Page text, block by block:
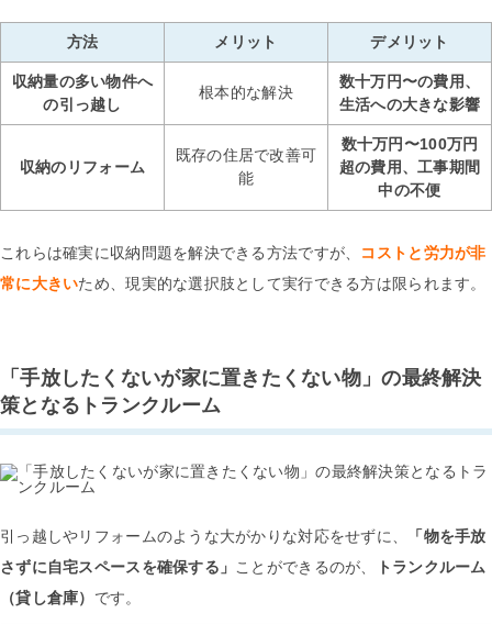
方法 メリット デメリット
収納量の多い物件へ
の引っ越し
根本的な解決
数十万円〜の費用、
生活への大きな影響
収納のリフォーム
既存の住居で改善可
能
数十万円〜100万円
超の費用、工事期間
中の不便
これらは確実に収納問題を解決できる方法ですが、 コストと労力が非
常に大きいため、現実的な選択肢として実行できる方は限られます。
「手放したくないが家に置きたくない物」の最終解決
策となるトランクルーム
引っ越しやリフォームのような大がかりな対応をせずに、
「物を手放
さずに自宅スペースを確保する」 ことができるのが、
トランクルーム
（貸し倉庫） です。